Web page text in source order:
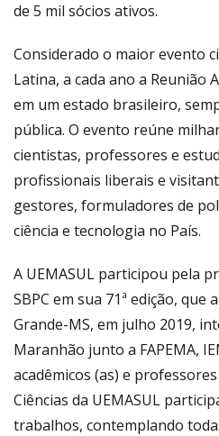
de 5 mil sócios ativos.
Considerado o maior evento
Latina, a cada ano a Reunião
em um estado brasileiro,
pública. O evento reúne
cientistas, professores e
profissionais liberais e
gestores, formuladores de
ciência e tecnologia no País.
A UEMASUL participou pela
SBPC em sua 71ª edição, que
Grande-MS, em julho 2019,
Maranhão junto a FAPEMA,
acadêmicos (as) e
Ciências da UEMASUL
trabalhos, contemplando